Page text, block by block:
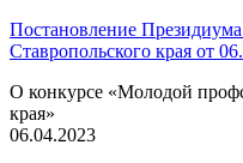
Постановление
Ставропольского края от
О конкурсе «Молодой
края»
06.04.2023